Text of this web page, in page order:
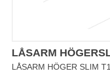
LÅSARM
LÅSARM HÖGER SLIM